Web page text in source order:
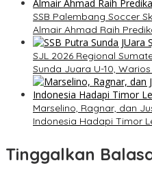
SSB Palembang Soccer
Almair Ahmad Raih
SJL 2026 Regional
Sunda Juara U-10,
Marselino, Ragnar, dan
Indonesia Hadapi Timor
Tinggalkan